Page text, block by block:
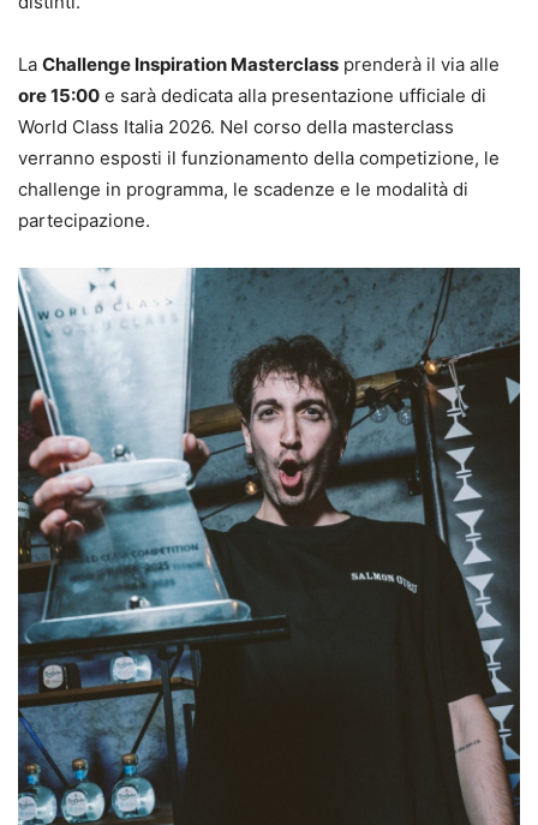
La Challenge Inspiration Masterclass prenderà il via alle
ore 15:00 e sarà dedicata alla presentazione ufficiale di
World Class Italia 2026. Nel corso della masterclass
verranno esposti il funzionamento della competizione, le
challenge in programma, le scadenze e le modalità di
partecipazione.